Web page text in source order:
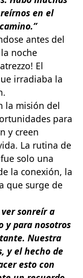
en el
antes del
noche
El
irradiaba la
la misión del
para
y creen
La rutina de
solo una
la conexión, la
que surge de
sonreír a
y para nosotros
Nuestra
y el hecho de
esto con